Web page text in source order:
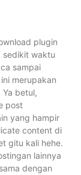
plugin
sedikit waktu
sampai
merupakan
betul,
post
yang hampir
content di
gitu kali hehe.
lainnya
dengan